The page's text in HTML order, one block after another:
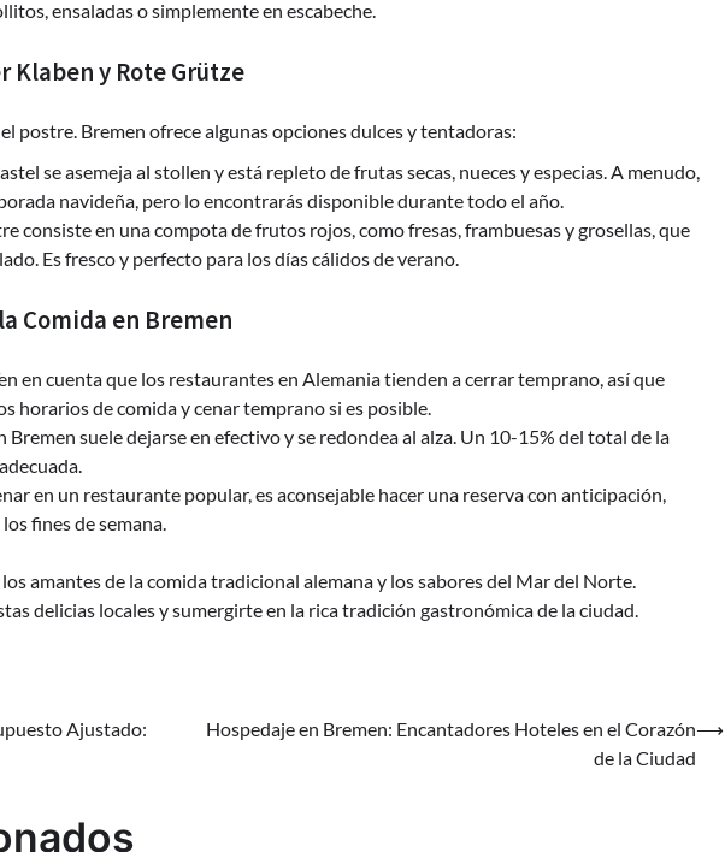
ensaladas o simplemente en escabeche.
Klaben y Rote Grütze
postre. Bremen ofrece algunas opciones dulces y tentadoras:
se asemeja al stollen y está repleto de frutas secas, nueces y especias. A menudo,
navideña, pero lo encontrarás disponible durante todo el año.
consiste en una compota de frutos rojos, como fresas, frambuesas y grosellas, que
Es fresco y perfecto para los días cálidos de verano.
Comida en Bremen
en cuenta que los restaurantes en Alemania tienden a cerrar temprano, así que
horarios de comida y cenar temprano si es posible.
Bremen suele dejarse en efectivo y se redondea al alza. Un 10-15% del total de la
en un restaurante popular, es aconsejable hacer una reserva con anticipación,
fines de semana.
amantes de la comida tradicional alemana y los sabores del Mar del Norte.
delicias locales y sumergirte en la rica tradición gastronómica de la ciudad.
Ajustado:
Hospedaje en Bremen: Encantadores Hoteles en el Corazón
de la Ciudad
⟶